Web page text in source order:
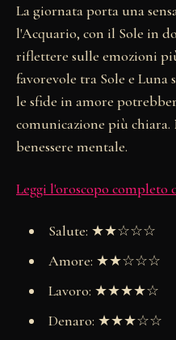
La giornata porta una
l'Acquario, con il Sole in
riflettere sulle emozioni
favorevole tra Sole e
le sfide in amore
comunicazione più
benessere mentale.
Leggi l'oroscopo completo
Salute: ★★☆☆☆
Amore: ★★☆☆☆
Lavoro: ★★★★☆
Denaro: ★★★☆☆